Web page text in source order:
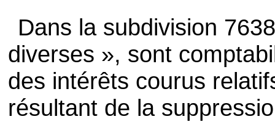
Dans la subdivision
diverses », sont
des intérêts courus
résultant de la